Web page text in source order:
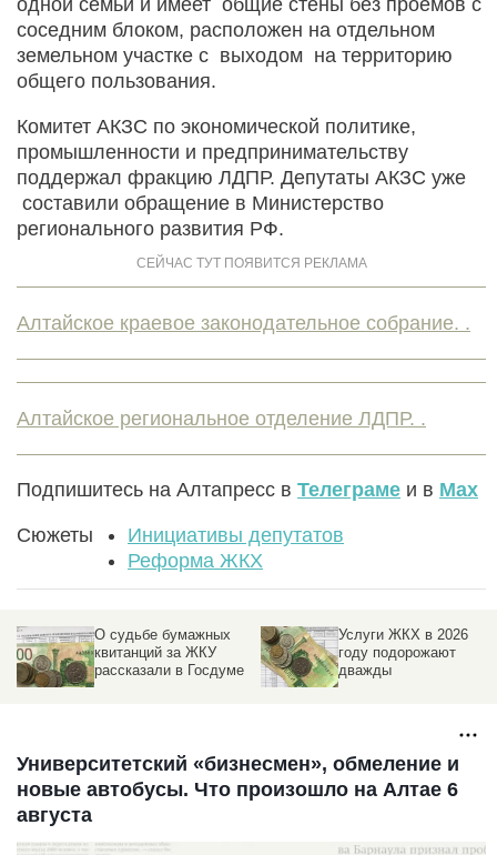
соседним блоком, расположен на отдельном
земельном участке с выходом на территорию
общего пользования.
Комитет АКЗС по экономической политике,
промышленности и предпринимательству
поддержал фракцию ЛДПР. Депутаты АКЗС уже
составили обращение в Министерство
регионального развития РФ.
Алтайское краевое законодательное собрание. .
Алтайское региональное отделение ЛДПР. .
Подпишитесь на Алтапресс в Телеграме и в Max
Сюжеты
Инициативы депутатов
Реформа ЖКХ
О судьбе бумажных
квитанций за ЖКУ
рассказали в Госдуме
Услуги ЖКХ в 2026
году подорожают
дважды
Университетский «бизнесмен», обмеление и
новые автобусы. Что произошло на Алтае 6
августа